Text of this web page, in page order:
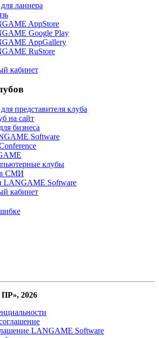
ланнера
AppStore
Google Play
AppGallery
RuStore
кабинет
представителя клуба
на сайт
бизнеса
Software
клубы
СМИ
LANGAME Software
кабинет
2026
LANGAME Software